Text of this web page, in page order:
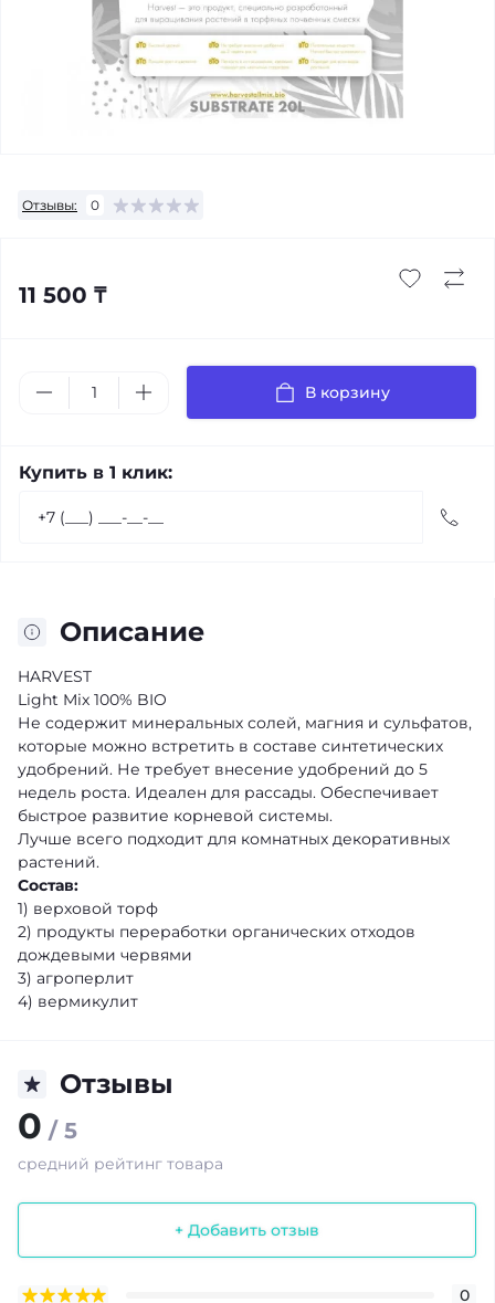
Отзывы: 0
11 500 ₸
В корзину
Купить в 1 клик:
Описание
HARVEST
Light Mix 100% BIO
Не содержит минеральных солей, магния и сульфатов,
которые можно встретить в составе синтетических
удобрений. Не требует внесение удобрений до 5
недель роста. Идеален для рассады. Обеспечивает
быстрое развитие корневой системы.
Лучше всего подходит для комнатных декоративных
растений.
Состав:
1) верховой торф
2) продукты переработки органических отходов
дождевыми червями
3) агроперлит
4) вермикулит
Отзывы
0 / 5
средний рейтинг товара
+ Добавить отзыв
0